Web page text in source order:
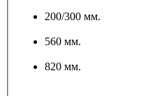
200/300 мм.
560 мм.
820 мм.